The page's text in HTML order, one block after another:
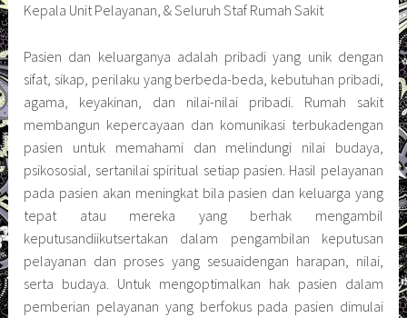
Kepala Unit Pelayanan, & Seluruh Staf Rumah Sakit
Pasien dan keluarganya adalah pribadi yang unik dengan
sifat, sikap, perilaku yang berbeda-beda, kebutuhan pribadi,
agama, keyakinan, dan nilai-nilai pribadi. Rumah sakit
membangun kepercayaan dan komunikasi terbukadengan
pasien untuk memahami dan melindungi nilai budaya,
psikososial, sertanilai spiritual setiap pasien. Hasil pelayanan
pada pasien akan meningkat bila pasien dan keluarga yang
tepat atau mereka yang berhak mengambil
keputusandiikutsertakan dalam pengambilan keputusan
pelayanan dan proses yang sesuaidengan harapan, nilai,
serta budaya. Untuk mengoptimalkan hak pasien dalam
pemberian pelayanan yang berfokus pada pasien dimulai